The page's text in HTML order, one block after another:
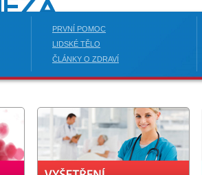
PRVNÍ POMOC
LIDSKÉ TĚLO
ČLÁNKY O ZDRAVÍ